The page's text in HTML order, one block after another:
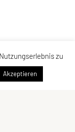
zu
Akzeptieren